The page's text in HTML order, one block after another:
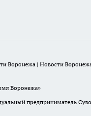
Воронежа | Новости
Воронежа»
предприниматель